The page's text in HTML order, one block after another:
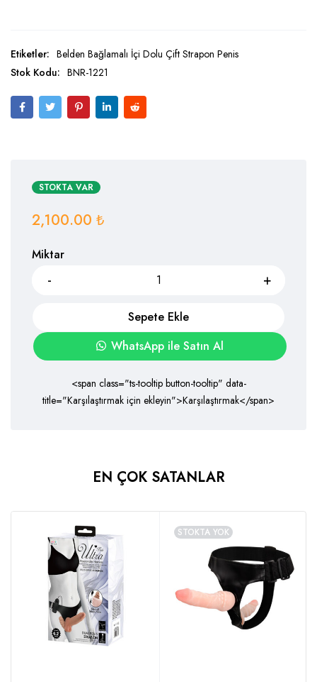
STOKTA VAR
2,100.00 ₺
Miktar
Sepete Ekle
WhatsApp ile Satın Al
<span class="ts-tooltip button-tooltip" data-
title="Karşılaştırmak için ekleyin">Karşılaştırmak</span>
Etiketler: Belden Bağlamalı İçi Dolu Çift Strapon Penis
Stok Kodu: BNR-1221
EN ÇOK SATANLAR
STOKTA YOK